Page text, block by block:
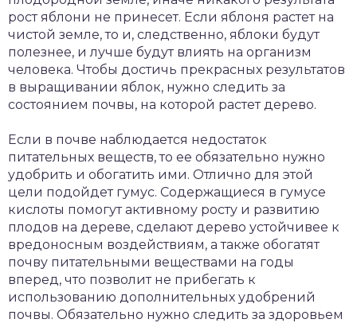
рост яблони не принесет. Если яблоня растет на
чистой земле, то и, следственно, яблоки будут
полезнее, и лучше будут влиять на организм
человека. Чтобы достичь прекрасных результатов
в выращивании яблок, нужно следить за
состоянием почвы, на которой растет дерево.
Если в почве наблюдается недостаток
питательных веществ, то ее обязательно нужно
удобрить и обогатить ими. Отлично для этой
цели подойдет гумус. Содержащиеся в гумусе
кислоты помогут активному росту и развитию
плодов на дереве, сделают дерево устойчивее к
вредоносным воздействиям, а также обогатят
почву питательными веществами на годы
вперед, что позволит не прибегать к
использованию дополнительных удобрений
почвы. Обязательно нужно следить за здоровьем